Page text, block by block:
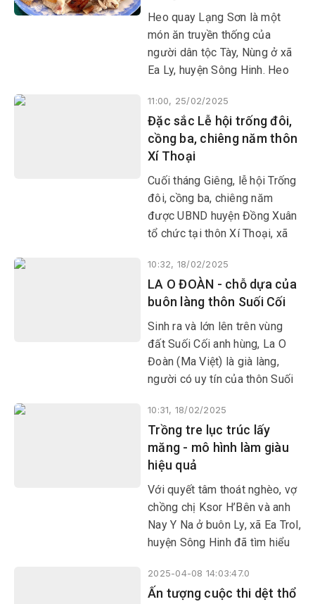
nhiều công trình, dự án đầu tư
cơ sở hạ tầng, đa dạng hóa
sinh kế, nhờ vậy diện mạo của
xã đổi thay từng ngày, đời
cao đáng kể.
Heo quay Lạng Sơn là một
món ăn truyền thống của
người dân tộc Tày, Nùng ở xã
Ea Ly, huyện Sông Hinh. Heo
biệt nhờ ướp lá mắc mật, một
loại lá có mùi thơm đặc trưng
của vùng núi phía Bắc. Món ăn
này thường xuất hiện trong
các ngày lễ hội, ngày tết của
người dân tộc Tày, Nùng.
11:00, 25/02/2025
Đặc sắc Lễ hội trống đôi,
cồng ba, chiêng năm thôn
Xí Thoại
Cuối tháng Giêng, lễ hội Trống
đôi, cồng ba, chiêng năm
được UBND huyện Đồng Xuân
tổ chức tại thôn Xí Thoại, xã
tâm của rất nhiều người dân
địa phương và du khách.
10:32, 18/02/2025
LA O ĐOÀN - chỗ dựa của
buôn làng thôn Suối Cối
Sinh ra và lớn lên trên vùng
đất Suối Cối anh hùng, La O
Đoàn (Ma Việt) là già làng,
người có uy tín của thôn Suối
Đồng Xuân. Dù trong thời
chiến hay thời bình, La O Đoàn
luôn sống hết mình cho Đảng,
cho cách mạng.
10:31, 18/02/2025
Trồng tre lục trúc lấy
măng - mô hình làm giàu
hiệu quả
Với quyết tâm thoát nghèo, vợ
chồng chị Ksor H’Bên và anh
Nay Y Na ở buôn Ly, xã Ea Trol,
huyện Sông Hinh đã tìm hiểu
trúc. Mô hình này không chỉ
giúp gia đình anh chị thoát
2025-04-08 14:03:47.0
Ấn tượng cuộc thi dệt thổ